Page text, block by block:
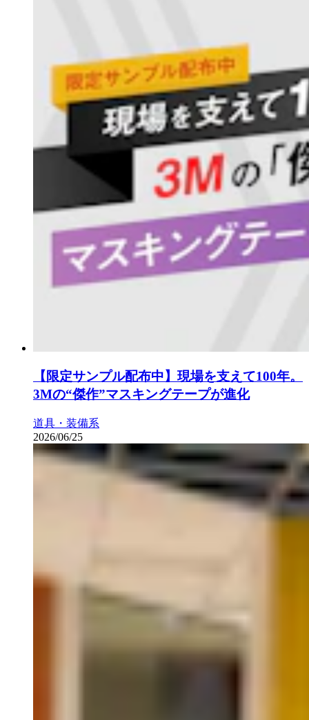
【限定サンプル配布中】現場を支えて100年。
3Mの“傑作”マスキングテープが進化
道具・装備系
2026/06/25